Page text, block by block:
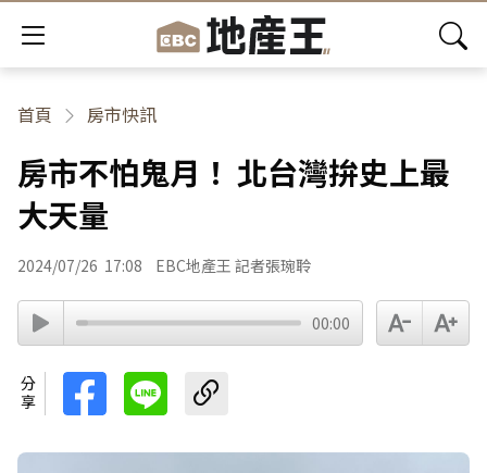
首頁 房市快訊
房市不怕鬼月！ 北台灣拚史上最
大天量
2024/07/26 17:08 EBC地產王 記者張琬聆
00:00
分享